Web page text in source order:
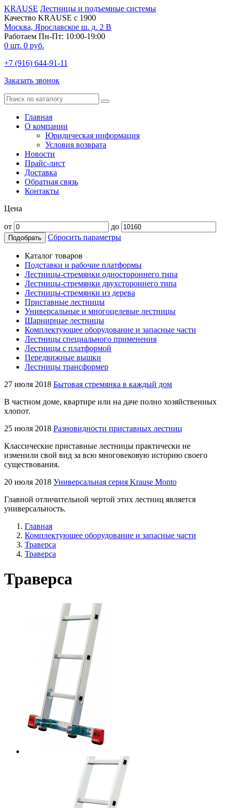
KRAUSE Лестницы и подъемные системы
Качество KRAUSE с 1900
Москва, Ярославское ш. д. 2 В
Работаем Пн-Пт: 10:00-19:00
0 шт. 0 руб.
+7 (916) 644-91-11
Заказать звонок
Главная
О компании
Юридическая информация
Условия возврата
Новости
Прайс-лист
Доставка
Обратная связь
Контакты
Цена
от до
Подобрать Сбросить параметры
Каталог товаров
Подставки и рабочие платформы
Лестницы-стремянки одностороннего типа
Лестницы-стремянки двухстороннего типа
Лестницы-стремянки из дерева
Приставные лестницы
Универсальные и многоцелевые лестницы
Шарнирные лестницы
Комплектующее оборудование и запасные части
Лестницы специального применения
Лестницы с платформой
Передвижные вышки
Лестницы трансформер
27 июля 2018 Бытовая стремянка в каждый дом
В частном доме, квартире или на даче полно хозяйственных
хлопот.
25 июля 2018 Разновидности приставных лестниц
Классические приставные лестницы практически не
изменили свой вид за всю многовековую историю своего
существования.
20 июля 2018 Универсальная серия Krause Monto
Главной отличительной чертой этих лестниц является
универсальность.
Главная
Комплектующее оборудование и запасные части
Траверса
Траверса
Траверса